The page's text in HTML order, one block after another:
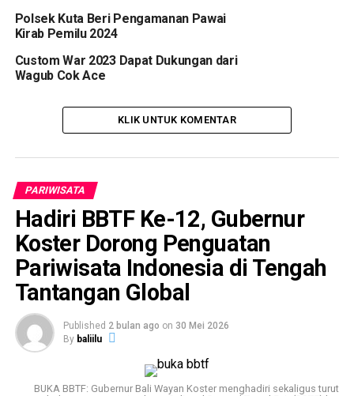
Polsek Kuta Beri Pengamanan Pawai
Kirab Pemilu 2024
Custom War 2023 Dapat Dukungan dari
Wagub Cok Ace
KLIK UNTUK KOMENTAR
PARIWISATA
Hadiri BBTF Ke-12, Gubernur
Koster Dorong Penguatan
Pariwisata Indonesia di Tengah
Tantangan Global
Published 2 bulan ago on 30 Mei 2026
By baliilu
BUKA BBTF: Gubernur Bali Wayan Koster menghadiri sekaligus turut